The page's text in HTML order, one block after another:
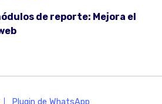
de reporte: Mejora el
Plugin de WhatsApp